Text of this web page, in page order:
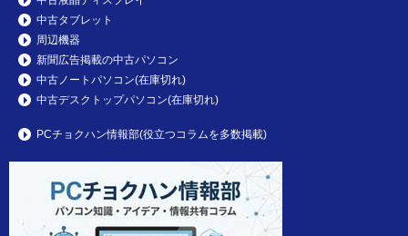
中古タブレット
周辺機器
新聞広告掲載の中古パソコン
中古ノートパソコン(在庫切れ)
中古デスクトップパソコン(在庫切れ)
PCチョクハン情報部(役立つコラムを多数掲載)